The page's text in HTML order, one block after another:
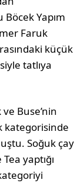
Yapım
Faruk
küçük
tatlıya
Buse’nin
kategorisinde
Soğuk çay
yaptığı